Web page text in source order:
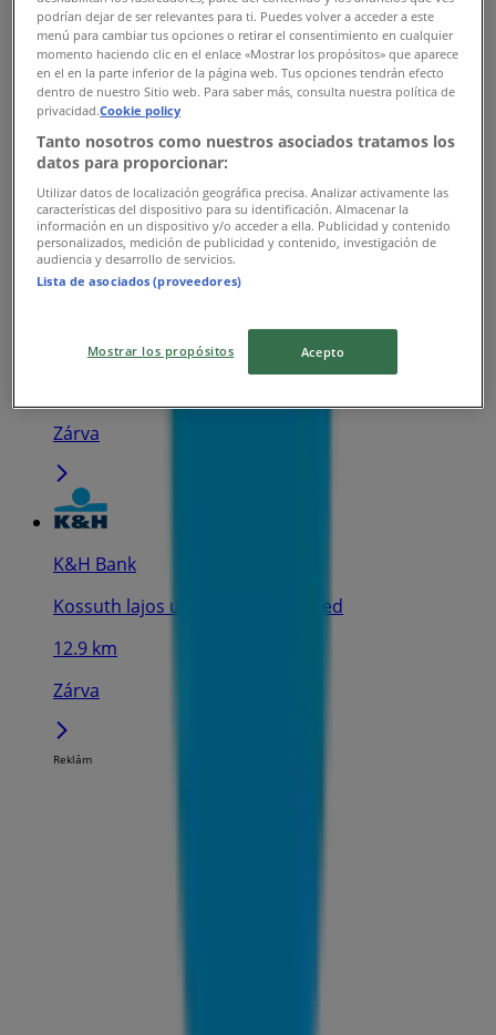
K&H Bank
Mindszenty józsef utca 4., Veszprém
9.9 km
Zárva
Cserhát lakótelep 8., Veszprém
Zárva
K&H Bank
Kossuth lajos utca 5., Balatonfüred
12.9 km
Zárva
Reklám
podrían dejar de ser relevantes para ti. Puedes volver a acceder a este
menú para cambiar tus opciones o retirar el consentimiento en cualquier
momento haciendo clic en el enlace «Mostrar los propósitos» que aparece
en el en la parte inferior de la página web. Tus opciones tendrán efecto
dentro de nuestro Sitio web. Para saber más, consulta nuestra política de
privacidad.Cookie policy
Tanto nosotros como nuestros asociados tratamos los
datos para proporcionar:
Utilizar datos de localización geográfica precisa. Analizar activamente las
características del dispositivo para su identificación. Almacenar la
información en un dispositivo y/o acceder a ella. Publicidad y contenido
personalizados, medición de publicidad y contenido, investigación de
audiencia y desarrollo de servicios.
Lista de asociados (proveedores)
Mostrar los propósitos Acepto